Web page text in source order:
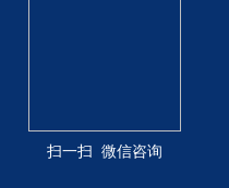
扫一扫 微信咨询